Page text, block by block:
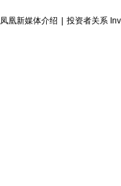
凤凰新媒体介绍 投资者关系